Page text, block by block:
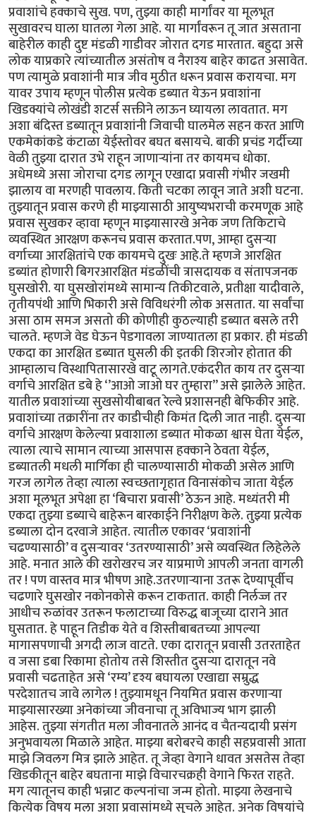
प्रवाशांचे हक्काचे सुख. पण, तुझ्या काही मार्गांवर या मूलभूत
सुखावरच घाला घातला गेला आहे. या मार्गांवरून तू जात असताना
बाहेरील काही दुष्ट मंडळी गाडीवर जोरात दगड मारतात. बहुदा असे
लोक याप्रकारे त्यांच्यातील असंतोष व नैराश्य बाहेर काढत असावेत.
पण त्यामुळे प्रवाशांनी मात्र जीव मुठीत धरून प्रवास करायचा. मग
यावर उपाय म्हणून पोलीस प्रत्येक डब्यात येऊन प्रवाशांना
खिडक्यांचे लोखंडी शटर्स सक्तीने लाऊन घ्यायला लावतात. मग
अशा बंदिस्त डब्यातून प्रवाशांनी जिवाची घालमेल सहन करत आणि
एकमेकांकडे कंटाळा येईस्तोवर बघत बसायचे. बाकी प्रचंड गर्दीच्या
वेळी तुझ्या दारात उभे राहून जाणाऱ्यांना तर कायमच धोका.
अधेमध्ये असा जोराचा दगड लागून एखादा प्रवासी गंभीर जखमी
झालाय वा मरणही पावलाय. किती चटका लावून जाते अशी घटना.
तुझ्यातून प्रवास करणे ही माझ्यासाठी आयुष्यभराची करमणूक आहे
प्रवास सुखकर व्हावा म्हणून माझ्यासारखे अनेक जण तिकिटाचे
व्यवस्थित आरक्षण करूनच प्रवास करतात.पण, आम्हा दुसऱ्या
वर्गाच्या आरक्षितांचे एक कायमचे दुखः आहे.ते म्हणजे आरक्षित
डब्यांत होणारी बिगरआरक्षित मंडळींची त्रासदायक व संतापजनक
घुसखोरी. या घुसखोरांमध्ये सामान्य तिकीटवाले, प्रतीक्षा यादीवाले,
तृतीयपंथी आणि भिकारी असे विविधरंगी लोक असतात. या सर्वांचा
असा ठाम समज असतो की कोणीही कुठल्याही डब्यात बसले तरी
चालते. म्हणजे वेड घेऊन पेडगावला जाण्यातला हा प्रकार. ही मंडळी
एकदा का आरक्षित डब्यात घुसली की इतकी शिरजोर होतात की
आम्हालाच विस्थापितासारखे वाटू लागते.एकंदरीत काय तर दुसऱ्या
वर्गाचे आरक्षित डबे हे ‘’आओ जाओ घर तुम्हारा’’ असे झालेले आहेत.
यातील प्रवाशांच्या सुखसोयीबाबत रेल्वे प्रशासनही बेफिकीर आहे.
प्रवाशांच्या तक्रारींना तर काडीचीही किमंत दिली जात नाही. दुसऱ्या
वर्गाचे आरक्षण केलेल्या प्रवाशाला डब्यात मोकळा श्वास घेता येईल,
त्याला त्याचे सामान त्याच्या आसपास हक्काने ठेवता येईल,
डब्यातली मधली मार्गिका ही चालण्यासाठी मोकळी असेल आणि
गरज लागेल तेव्हा त्याला स्वच्छतागृहात विनासंकोच जाता येईल
अशा मूलभूत अपेक्षा हा ‘बिचारा प्रवासी’ ठेऊन आहे. मध्यंतरी मी
एकदा तुझ्या डब्याचे बाहेरून बारकाईने निरीक्षण केले. तुझ्या प्रत्येक
डब्याला दोन दरवाजे आहेत. त्यातील एकावर ‘प्रवाशांनी
चढण्यासाठी’ व दुसऱ्यावर ‘उतरण्यासाठी’ असे व्यवस्थित लिहेलेले
आहे. मनात आले की खरोखरच जर याप्रमाणे आपली जनता वागली
तर ! पण वास्तव मात्र भीषण आहे.उतरणाऱ्याना उतरू देण्यापूर्वीच
चढणारे घुसखोर नकोनकोसे करून टाकतात. काही निर्लज्ज तर
आधीच रुळांवर उतरून फलाटाच्या विरुद्ध बाजूच्या दाराने आत
घुसतात. हे पाहून तिडीक येते व शिस्तीबाबतच्या आपल्या
मागासपणाची अगदी लाज वाटते. एका दारातून प्रवासी उतरताहेत
व जसा डबा रिकामा होतोय तसे शिस्तीत दुसऱ्या दारातून नवे
प्रवासी चढताहेत असे ‘रम्य’ दृश्य बघायला एखाद्या सम्रुद्ध
परदेशातच जावे लागेल ! तुझ्यामधून नियमित प्रवास करणाऱ्या
माझ्यासारख्या अनेकांच्या जीवनाचा तू अविभाज्य भाग झाली
आहेस. तुझ्या संगतीत मला जीवनातले आनंद व चैतन्यदायी प्रसंग
अनुभवायला मिळाले आहेत. माझ्या बरोबरचे काही सहप्रवासी आता
माझे जिवलग मित्र झाले आहेत. तू जेव्हा वेगाने धावत असतेस तेव्हा
खिडकीतून बाहेर बघताना माझे विचारचक्रही वेगाने फिरत राहते.
मग त्यातूनच काही भन्नाट कल्पनांचा जन्म होतो. माझ्या लेखनाचे
कित्येक विषय मला अशा प्रवासांमध्ये सुचले आहेत. अनेक विषयांचे